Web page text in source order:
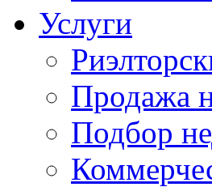
Услуги
Продажа
Подбор